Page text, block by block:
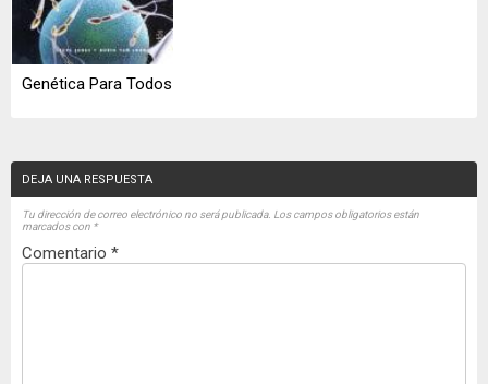
Genética Para Todos
DEJA UNA RESPUESTA
Tu dirección de correo electrónico no será publicada. Los campos obligatorios están
marcados con *
Comentario *